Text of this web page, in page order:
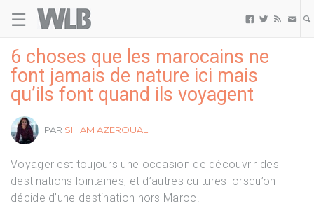
☰   
6 choses que les marocains ne
font jamais de nature ici mais
qu’ils font quand ils voyagent
PAR SIHAM AZEROUAL
Voyager est toujours une occasion de découvrir des
destinations lointaines, et d’autres cultures lorsqu’on
décide d’une destination hors Maroc.